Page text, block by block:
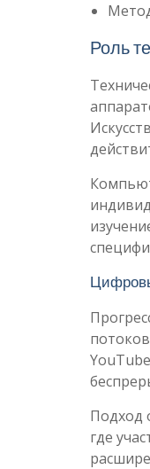
Роль
Подход
где